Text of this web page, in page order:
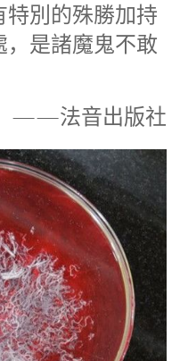
特別的殊勝加持
，是諸魔鬼不敢
——法音出版社